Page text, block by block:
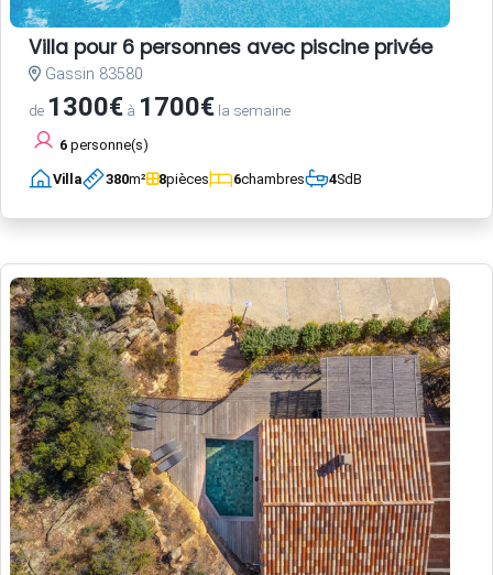
Villa pour 6 personnes avec piscine privée
Gassin 83580
de 1300€ à 1700€ la semaine
6 personne(s)
Villa 380m² 8pièces 6chambres 4SdB